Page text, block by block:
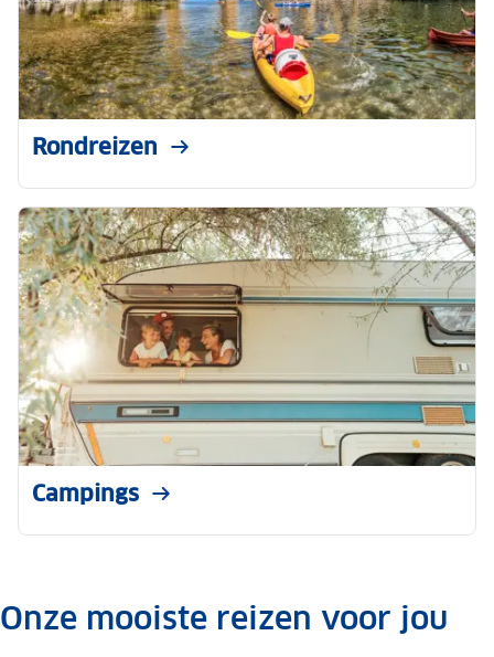
Rondreizen
Campings
.Onze mooiste reizen voor jou